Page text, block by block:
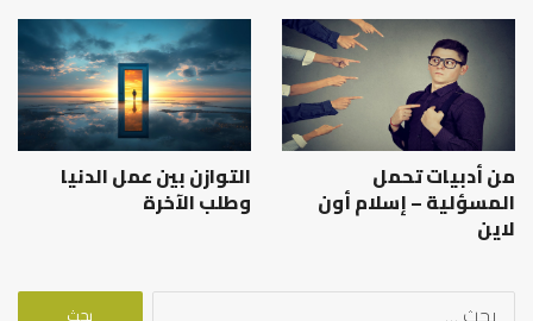
من أدبيات تحمل
المسؤلية – إسلام أون
لاين
التوازن بين عمل الدنيا
وطلب الآخرة
البحث